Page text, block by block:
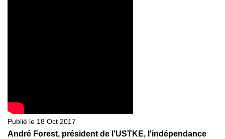
Publié le 18 Oct 2017
André Forest, président de l'USTKE, l'indépendance